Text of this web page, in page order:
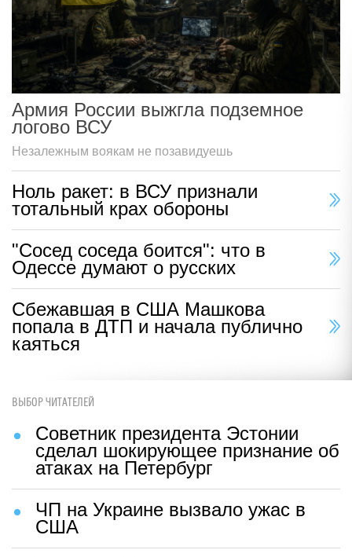
Армия России выжгла подземное
логово ВСУ
Незалежным воякам не позавидуешь
Ноль ракет: в ВСУ признали
тотальный крах обороны
"Сосед соседа боится": что в
Одессе думают о русских
Сбежавшая в США Машкова
попала в ДТП и начала публично
каяться
ВЫБОР ЧИТАТЕЛЕЙ
Советник президента Эстонии
сделал шокирующее признание об
атаках на Петербург
ЧП на Украине вызвало ужас в
США